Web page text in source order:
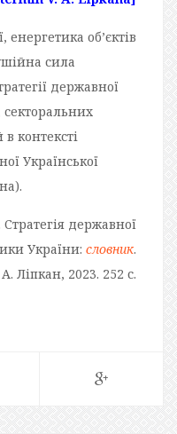
об’єктів
сила
державної
секторальних
контексті
Української
державної
України: словник.
Ліпкан, 2023. 252 с.